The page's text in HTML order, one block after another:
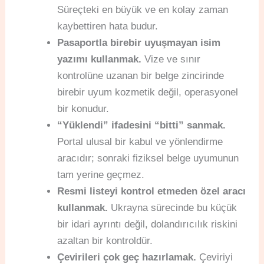
Süreçteki en büyük ve en kolay zaman
kaybettiren hata budur.
Pasaportla birebir uyuşmayan isim
yazımı kullanmak. Vize ve sınır
kontrolüne uzanan bir belge zincirinde
birebir uyum kozmetik değil, operasyonel
bir konudur.
“Yüklendi” ifadesini “bitti” sanmak.
Portal ulusal bir kabul ve yönlendirme
aracıdır; sonraki fiziksel belge uyumunun
tam yerine geçmez.
Resmi listeyi kontrol etmeden özel aracı
kullanmak. Ukrayna sürecinde bu küçük
bir idari ayrıntı değil, dolandırıcılık riskini
azaltan bir kontroldür.
Çevirileri çok geç hazırlamak. Çeviriyi